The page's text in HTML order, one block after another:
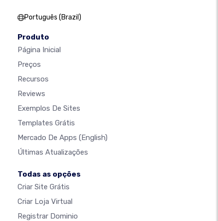
Português (Brazil)
Produto
Página Inicial
Preços
Recursos
Reviews
Exemplos De Sites
Templates Grátis
Mercado De Apps (English)
Últimas Atualizações
Todas as opções
Criar Site Grátis
Criar Loja Virtual
Registrar Dominio